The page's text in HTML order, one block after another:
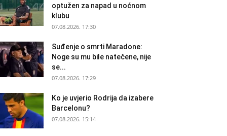
optužen za napad u noćnom
klubu
07.08.2026. 17:30
Suđenje o smrti Maradone:
Noge su mu bile natečene, nije
se...
07.08.2026. 17:29
Ko je uvjerio Rodrija da izabere
Barcelonu?
07.08.2026. 15:14